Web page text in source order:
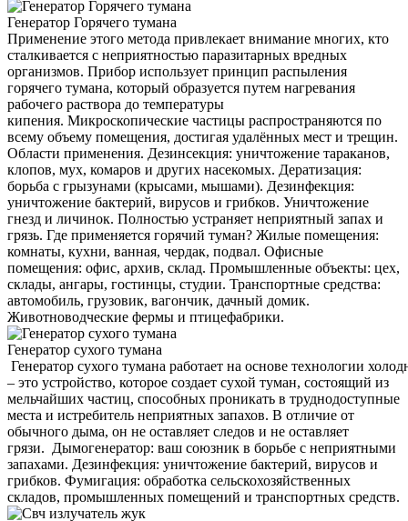
Генератор Горячего тумана
Применение этого метода привлекает внимание многих, кто
сталкивается с неприятностью паразитарных вредных
организмов. Прибор использует принцип распыления
горячего тумана, который образуется путем нагревания
рабочего раствора до температуры
кипения. Микроскопические частицы распространяются по
всему объему помещения, достигая удалённых мест и трещин.
Области применения. Дезинсекция: уничтожение тараканов,
клопов, мух, комаров и других насекомых. Дератизация:
борьба с грызунами (крысами, мышами). Дезинфекция:
уничтожение бактерий, вирусов и грибков. Уничтожение
гнезд и личинок. Полностью устраняет неприятный запах и
грязь. Где применяется горячий туман? Жилые помещения:
комнаты, кухни, ванная, чердак, подвал. Офисные
помещения: офис, архив, склад. Промышленные объекты: цех,
склады, ангары, гостинцы, студии. Транспортные средства:
автомобиль, грузовик, вагончик, дачный домик.
Животноводческие фермы и птицефабрики.
Генератор сухого тумана
Генератор сухого тумана работает на основе технологии
– это устройство, которое создает сухой туман, состоящий из
мельчайших частиц, способных проникать в труднодоступные
места и истребитель неприятных запахов. В отличие от
обычного дыма, он не оставляет следов и не оставляет
грязи. Дымогенератор: ваш союзник в борьбе с неприятными
запахами. Дезинфекция: уничтожение бактерий, вирусов и
грибков. Фумигация: обработка сельскохозяйственных
складов, промышленных помещений и транспортных средств.